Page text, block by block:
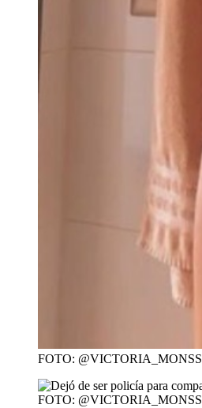
FOTO: @VICTORIA_MONSS
FOTO: @VICTORIA_MONSS